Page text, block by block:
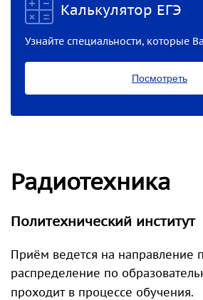
Калькулятор ЕГЭ
Узнайте специальности, которые
Посмотреть
Радиотехника
Политехнический институт
Приём ведется на направление
распределение по
проходит в процессе обучения.